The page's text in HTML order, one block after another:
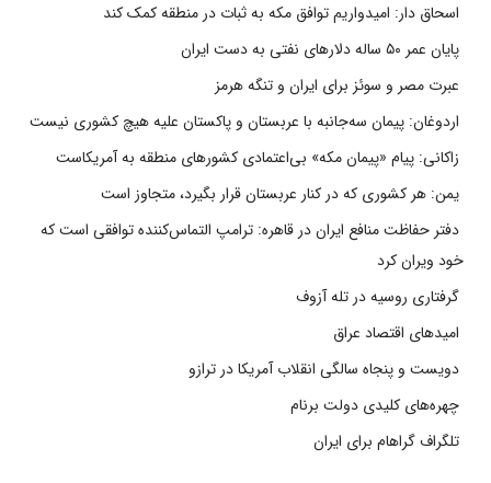
اسحاق دار: امیدواریم توافق مکه به ثبات در منطقه کمک کند
پایان عمر ۵۰ ساله دلارهای نفتی به دست ایران
عبرت مصر و سوئز برای ایران و تنگه هرمز
اردوغان: پیمان سه‌جانبه با عربستان و پاکستان علیه هیچ کشوری نیست
زاکانی: پیام «پیمان مکه» بی‌اعتمادی کشورهای منطقه به آمریکاست
یمن: هر کشوری که در کنار عربستان قرار بگیرد، متجاوز است
دفتر حفاظت منافع ایران در قاهره: ترامپ التماس‌کننده توافقی است که
خود ویران کرد
گرفتاری روسیه در تله آزوف
امیدهای اقتصاد عراق
دویست و پنجاه سالگی انقلاب آمریکا در ترازو
چهره‌های کلیدی دولت برنام
تلگراف گراهام برای ایران